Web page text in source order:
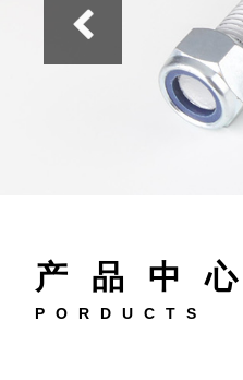
产品中心
PORDUCTS